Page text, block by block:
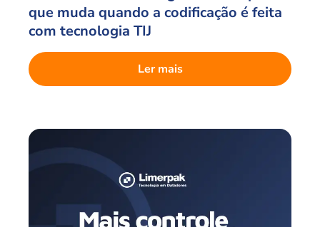
que muda quando a codificação é feita
com tecnologia TIJ
Ler mais